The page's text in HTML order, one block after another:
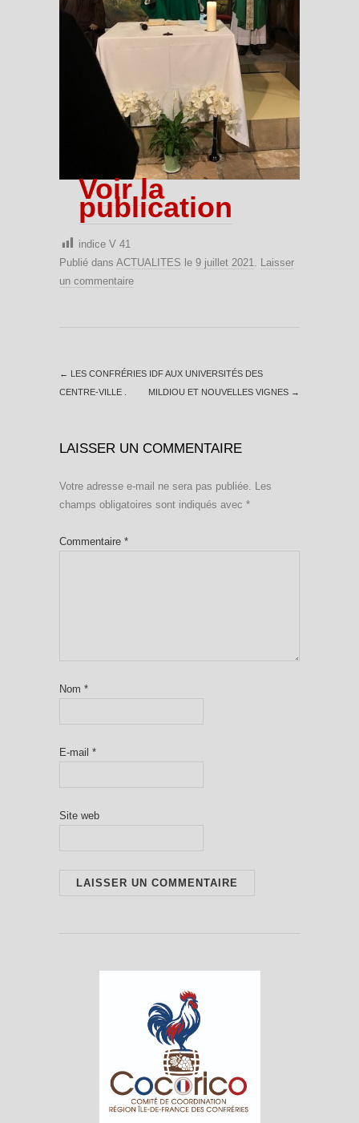
Voir la
publication
indice V 41
Publié dans ACTUALITES le 9 juillet 2021
Laisser
un commentaire
← LES CONFRÉRIES IDF AUX UNIVERSITÉS DES
CENTRE-VILLE .
MILDIOU ET NOUVELLES VIGNES →
LAISSER UN COMMENTAIRE
Votre adresse e-mail ne sera pas publiée. Les
champs obligatoires sont indiqués avec *
Commentaire *
Nom *
E-mail *
Site web